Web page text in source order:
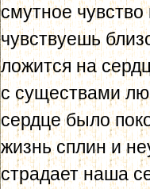
смутное
чувствуешь
ложится на
с существами
сердце было
жизнь сплин и
страдает наша